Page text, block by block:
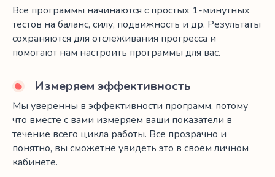
Все программы начинаются с простых 1-минутных
тестов на баланс, силу, подвижность и др. Результаты
сохраняются для отслеживания прогресса и
помогают нам настроить программы для вас.
Измеряем эффективность
Мы уверенны в эффективности программ, потому
что вместе с вами измеряем ваши показатели в
течение всего цикла работы. Все прозрачно и
понятно, вы сможетне увидеть это в своём личном
кабинете.